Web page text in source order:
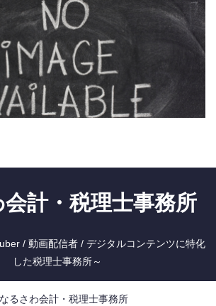
計・税理士事務所
/ 動画配信者 / デジタルコンテンツに特化
した税理士事務所～
なるさわ会計・税理士事務所